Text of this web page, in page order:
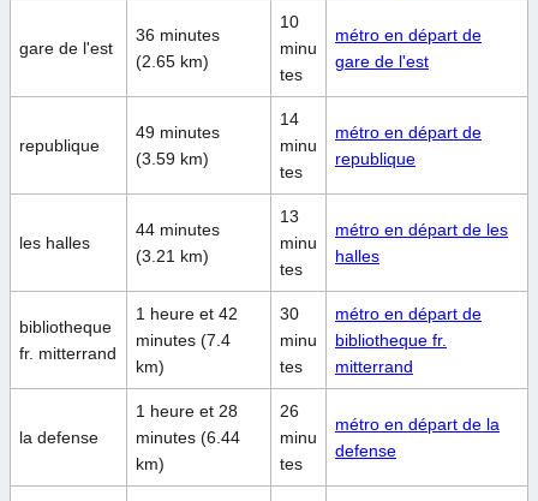
gare de l'est
36 minutes
(2.65 km)
10
minu
tes
métro en départ de
gare de l'est
republique
49 minutes
(3.59 km)
14
minu
tes
métro en départ de
republique
les halles
44 minutes
(3.21 km)
13
minu
tes
métro en départ de les
halles
bibliotheque
fr. mitterrand
1 heure et 42
minutes (7.4
km)
30
minu
tes
métro en départ de
bibliotheque fr.
mitterrand
la defense
1 heure et 28
minutes (6.44
km)
26
minu
tes
métro en départ de la
defense